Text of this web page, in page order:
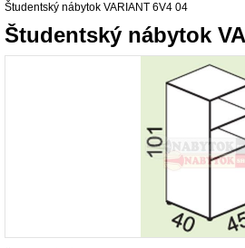
Študentský nábytok VARIANT 6V4 04
Študentský nábytok